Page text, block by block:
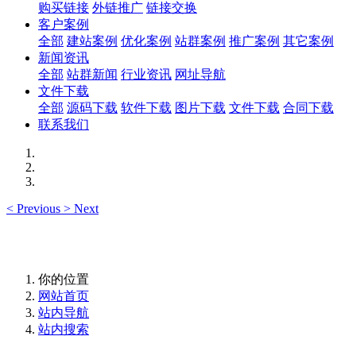
购买链接 外链推广 链接交换
客户案例
全部 建站案例 优化案例 站群案例 推广案例 其它案例
新闻资讯
全部 站群新闻 行业资讯 网址导航
文件下载
全部 源码下载 软件下载 图片下载 文件下载 合同下载
联系我们
< Previous > Next
你的位置
网站首页
站内导航
站内搜索